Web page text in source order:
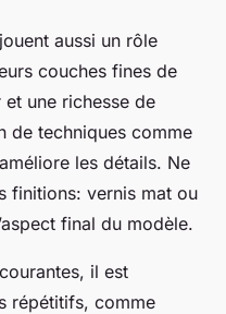
jouent aussi un rôle
couches fines de
une richesse de
de techniques comme
les détails. Ne
finitions: vernis mat ou
final du modèle.
il est
répétitifs, comme